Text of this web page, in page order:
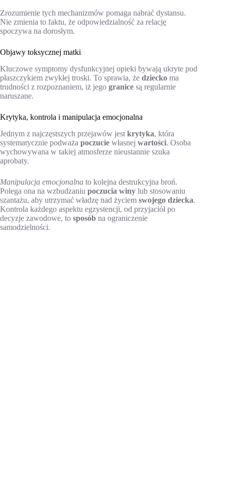
Zrozumienie tych mechanizmów pomaga nabrać dystansu.
Nie zmienia to faktu, że odpowiedzialność za relację
spoczywa na dorosłym.
Objawy toksycznej matki
Kluczowe symptomy dysfunkcyjnej opieki bywają ukryte pod
płaszczykiem zwykłej troski. To sprawia, że dziecko ma
trudności z rozpoznaniem, iż jego granice są regularnie
naruszane.
Krytyka, kontrola i manipulacja emocjonalna
Jednym z najczęstszych przejawów jest krytyka, która
systematycznie podważa poczucie własnej wartości. Osoba
wychowywana w takiej atmosferze nieustannie szuka
aprobaty.
Manipulacja emocjonalna to kolejna destrukcyjna broń.
Polega ona na wzbudzaniu poczucia winy lub stosowaniu
szantażu, aby utrzymać władzę nad życiem swojego dziecka.
Kontrola każdego aspektu egzystencji, od przyjaciół po
decyzje zawodowe, to sposób na ograniczenie
samodzielności.